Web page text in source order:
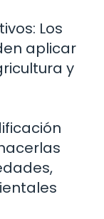
Los
aplicar
y